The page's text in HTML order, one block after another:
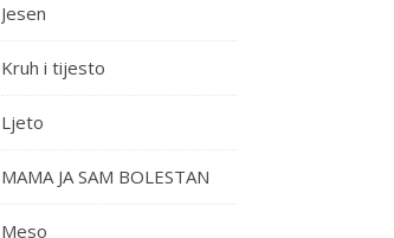
Jesen
Kruh i tijesto
Ljeto
MAMA JA SAM BOLESTAN
Meso